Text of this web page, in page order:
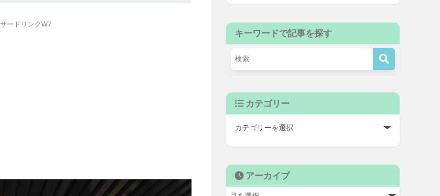
ードリンクW7
キーワードで記事を探す
カテゴリー
アーカイブ